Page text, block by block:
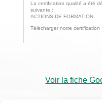
La certification qualité a été
suivante :
ACTIONS DE FORMATION
Télécharger notre certification
Voir la fiche